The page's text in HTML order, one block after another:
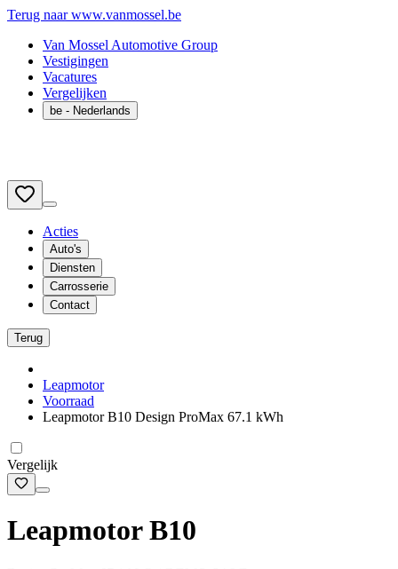
Terug naar www.vanmossel.be
Van Mossel Automotive Group
Vestigingen
Vacatures
Vergelijken
be - Nederlands
Acties
Auto's
Diensten
Carrosserie
Contact
Terug
Leapmotor
Voorraad
Leapmotor B10 Design ProMax 67.1 kWh
Vergelijk
Leapmotor B10